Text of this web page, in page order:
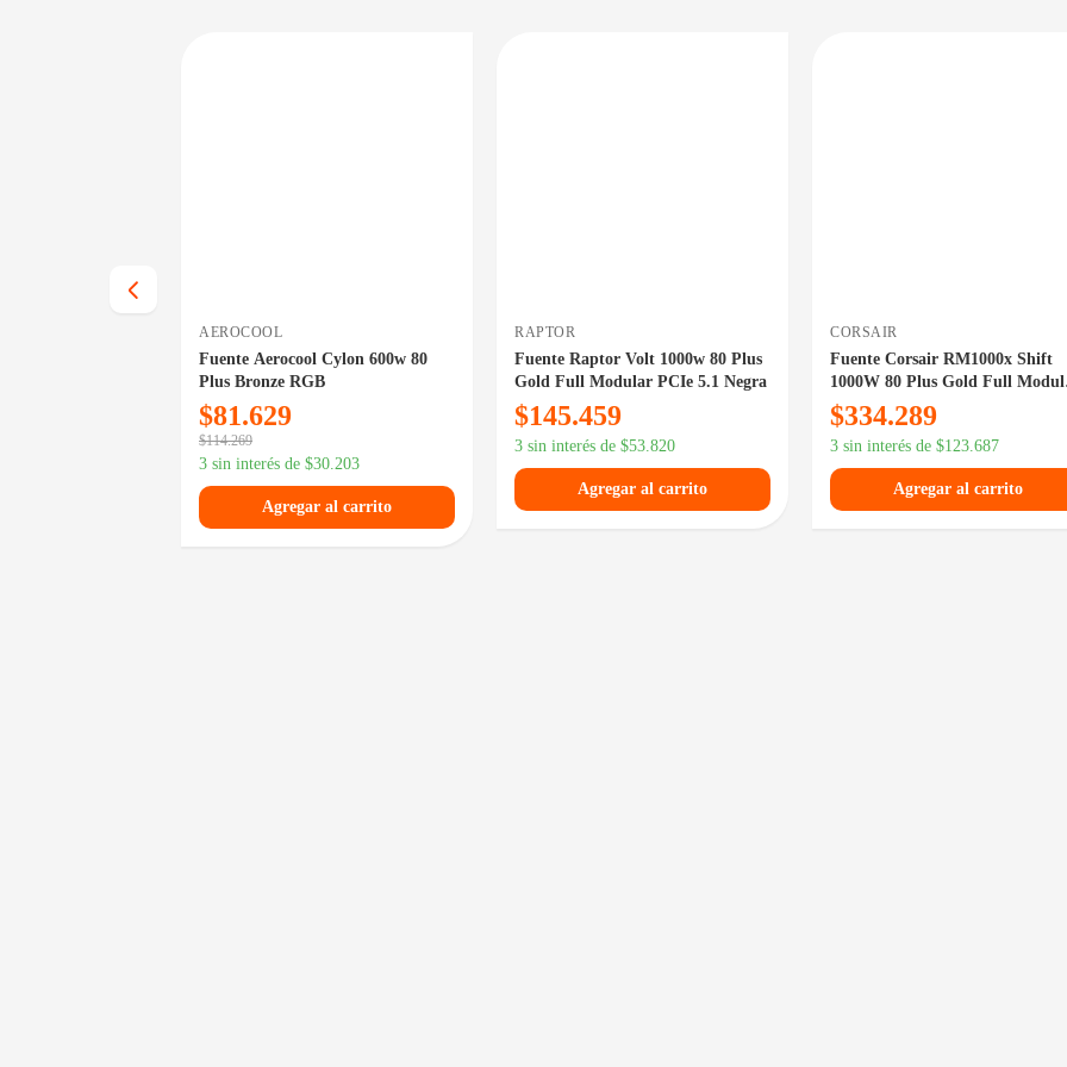
AEROCOOL
Fuente Aerocool Cylon 600w 80
Plus Bronze RGB
$81.629
$114.269
3 sin interés de $30.203
Agregar al carrito
RAPTOR
Fuente Raptor Volt 1000w 80 Plus
Gold Full Modular PCIe 5.1 Negra
$145.459
3 sin interés de $53.820
Agregar al carrito
CORSAIR
Fuente Corsair RM1000x Shift
1000W 80 Plus Gold Full
PCIe 5.0
$334.289
3 sin interés de $123.687
Agregar al carrito